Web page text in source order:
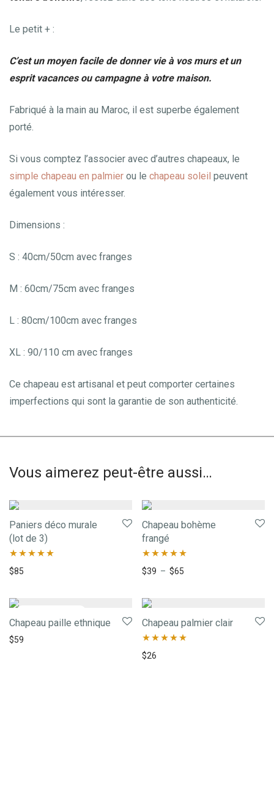
Le petit + :
C’est un moyen facile de donner vie à vos murs et un
esprit vacances ou campagne à votre maison.
Fabriqué à la main au Maroc, il est superbe également
porté.
Si vous comptez l’associer avec d’autres chapeaux, le
simple chapeau en palmier ou le chapeau soleil peuvent
également vous intéresser.
Dimensions :
S : 40cm/50cm avec franges
M : 60cm/75cm avec franges
L : 80cm/100cm avec franges
XL : 90/110 cm avec franges
Ce chapeau est artisanal et peut comporter certaines
imperfections qui sont la garantie de son authenticité.
Vous aimerez peut-être aussi…
Paniers déco murale
(lot de 3)
Note
$85
Chapeau bohème
frangé
Note 5.00
$39 – $65
Chapeau paille ethnique
$59
Chapeau palmier clair
Note
$26